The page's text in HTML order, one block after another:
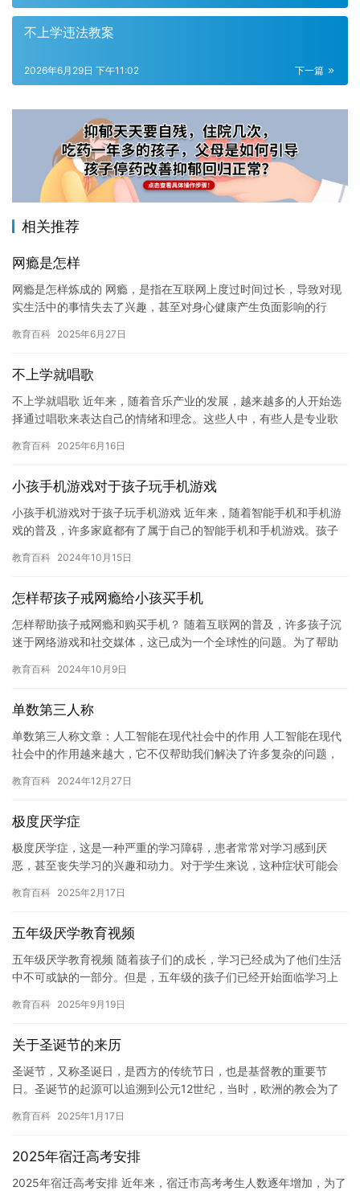
不上学违法教案
下一篇
2026年6月29日 下午11:02
相关推荐
网瘾是怎样
网瘾是怎样炼成的 网瘾，是指在互联网上度过时间过长，导致对现
实生活中的事情失去了兴趣，甚至对身心健康产生负面影响的行
奏和虚…
教育百科 2025年6月27日
不上学就唱歌
不上学就唱歌 近年来，随着音乐产业的发展，越来越多的人开始选
择通过唱歌来表达自己的情绪和理念。这些人中，有些人是专业歌
活方…
教育百科 2025年6月16日
小孩手机游戏对于孩子玩手机游戏
小孩手机游戏对于孩子玩手机游戏 近年来，随着智能手机和手机游
戏的普及，许多家庭都有了属于自己的智能手机和手机游戏。孩子
生活…
教育百科 2024年10月15日
怎样帮孩子戒网瘾给小孩买手机
怎样帮助孩子戒网瘾和购买手机？ 随着互联网的普及，许多孩子沉
迷于网络游戏和社交媒体，这已成为一个全球性的问题。为了帮助
联网…
教育百科 2024年10月9日
单数第三人称
单数第三人称文章：人工智能在现代社会中的作用 人工智能在现代
社会中的作用越来越大，它不仅帮助我们解决了许多复杂的问题，
社会…
教育百科 2024年12月27日
极度厌学症
极度厌学症，这是一种严重的学习障碍，患者常常对学习感到厌
恶，甚至丧失学习的兴趣和动力。对于学生来说，这种症状可能会
注和治疗…
教育百科 2025年2月17日
五年级厌学教育视频
五年级厌学教育视频 随着孩子们的成长，学习已经成为了他们生活
中不可或缺的一部分。但是，五年级的孩子们已经开始面临学习上
效果…
教育百科 2025年9月19日
关于圣诞节的来历
圣诞节，又称圣诞日，是西方的传统节日，也是基督教的重要节
日。圣诞节的起源可以追溯到公元12世纪，当时，欧洲的教会为了
诞节…
教育百科 2025年1月17日
2025年宿迁高考安排
2025年宿迁高考安排 近年来，宿迁市高考考生人数逐年增加，为了